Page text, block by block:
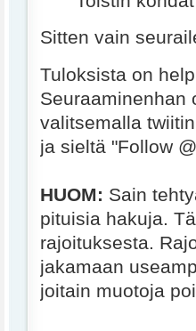
Sitten vain
Tuloksista on
Seuraaminenhan
valitsemalla
ja sieltä "Follow
HUOM: Sain
pituisia hakuja.
rajoituksesta.
jakamaan
joitain muotoja